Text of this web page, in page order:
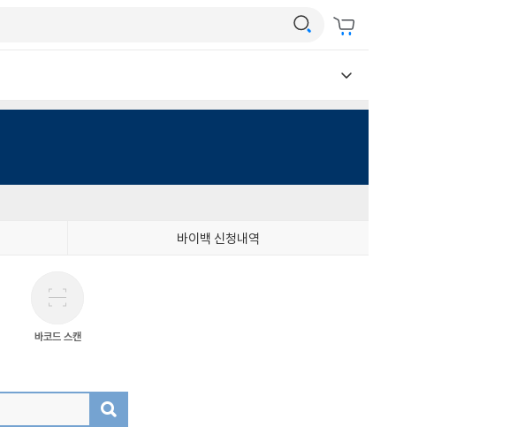
바이백 신청내역
바코드 스캔